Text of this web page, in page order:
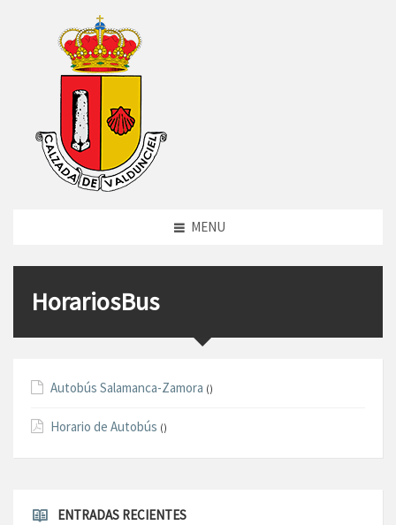
MENU
HorariosBus
Autobús Salamanca-Zamora ()
Horario de Autobús ()
ENTRADAS RECIENTES